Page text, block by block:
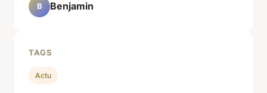
B Benjamin
TAGS
Actu